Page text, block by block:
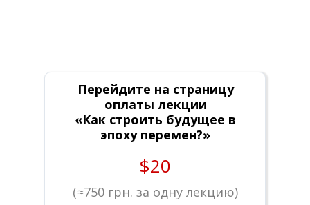
Перейдите на страницу
оплаты лекции
«Как строить будущее в
эпоху перемен?»
$20
(≈750 грн. за одну лекцию)